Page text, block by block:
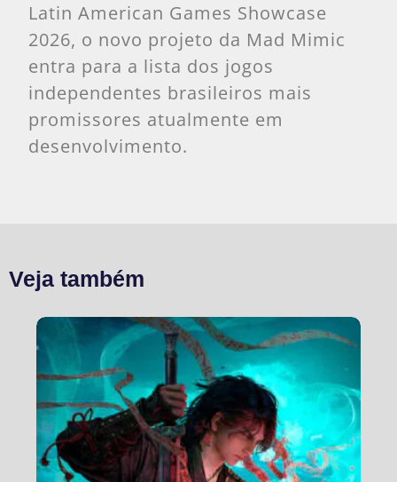
Latin American Games Showcase
2026, o novo projeto da Mad Mimic
entra para a lista dos jogos
independentes brasileiros mais
promissores atualmente em
desenvolvimento.
Veja também